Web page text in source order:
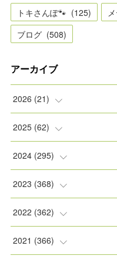
トキさんぽ🐾 (125)
ブログ (508)
アーカイブ
2026 (21)
(2)
(2)
(2)
(5)
( 3 )
2025 (62)
(8)
(5)
(9)
(1)
2024 (295)
(8)
(11)
(11)
2023 (368)
(31)
(30)
2022 (362)
(30)
2021 (366)